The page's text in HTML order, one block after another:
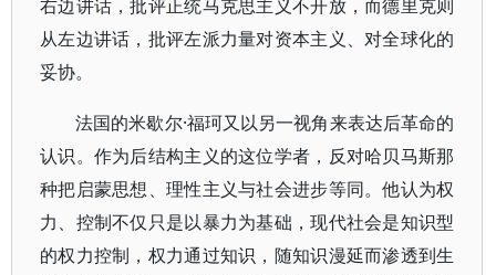
右边讲话，批评正统马克思主义不开放，而德里克则
从左边讲话，批评左派力量对资本主义、对全球化的
妥协。
法国的米歇尔·福珂又以另一视角来表达后革命的
认识。作为后结构主义的这位学者，反对哈贝马斯那
种把启蒙思想、理性主义与社会进步等同。他认为权
力、控制不仅只是以暴力为基础，现代社会是知识型
的权力控制，权力通过知识，随知识漫延而渗透到生